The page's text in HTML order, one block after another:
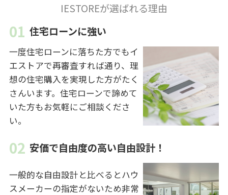
IESTOREが選ばれる理由
住宅ローンに強い
一度住宅ローンに落ちた方でもイ
エストアで再審査すれば通り、理
想の住宅購入を実現した方がたく
さんいます。住宅ローンで諦めて
いた方もお気軽にご相談くださ
い。
安価で自由度の高い自由設計！
一般的な自由設計と比べるとハウ
スメーカーの指定がないため非常